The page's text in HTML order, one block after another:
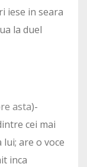
iese in seara
la duel
asta)-
cei mai
are o voce
inca